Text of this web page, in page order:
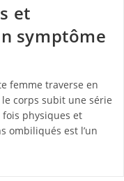
et
symptôme
femme traverse en
corps subit une série
physiques et
ombiliqués est l’un